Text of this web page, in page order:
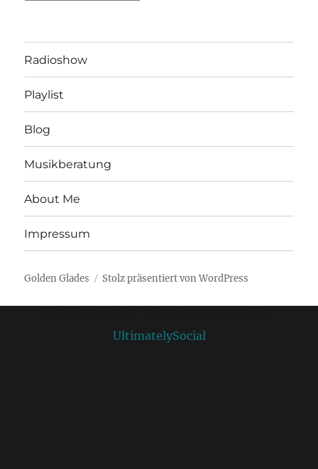
Radioshow
Playlist
Blog
Musikberatung
About Me
Impressum
Golden Glades Stolz präsentiert von WordPress
UltimatelySocial